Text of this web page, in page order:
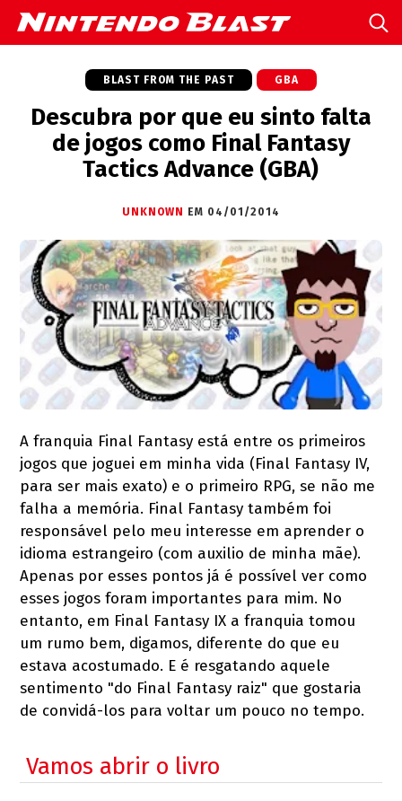
BLAST FROM THE PAST GBA
Descubra por que eu sinto falta
de jogos como Final Fantasy
Tactics Advance (GBA)
UNKNOWN EM 04/01/2014
A franquia Final Fantasy está entre os primeiros
jogos que joguei em minha vida (Final Fantasy IV,
para ser mais exato) e o primeiro RPG, se não me
falha a memória. Final Fantasy também foi
responsável pelo meu interesse em aprender o
idioma estrangeiro (com auxilio de minha mãe).
Apenas por esses pontos já é possível ver como
esses jogos foram importantes para mim. No
entanto, em Final Fantasy IX a franquia tomou
um rumo bem, digamos, diferente do que eu
estava acostumado. E é resgatando aquele
sentimento "do Final Fantasy raiz" que gostaria
de convidá-los para voltar um pouco no tempo.
Vamos abrir o livro